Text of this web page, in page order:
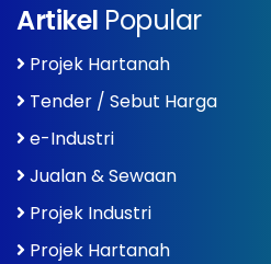
Artikel Popular
Projek Hartanah
Tender / Sebut Harga
e-Industri
Jualan & Sewaan
Projek Industri
Projek Hartanah